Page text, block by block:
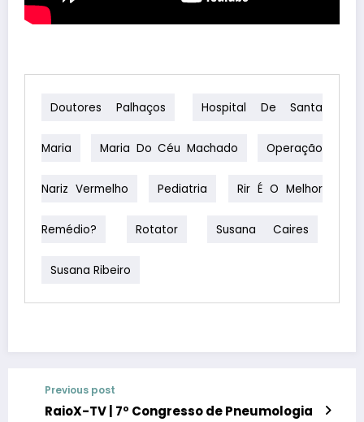
Doutores Palhaços Hospital De Santa
Maria Maria Do Céu Machado Operação
Nariz Vermelho Pediatria Rir É O Melhor
Remédio? Rotator Susana Caires
Susana Ribeiro
Previous post
RaioX-TV | 7º Congresso de Pneumologia